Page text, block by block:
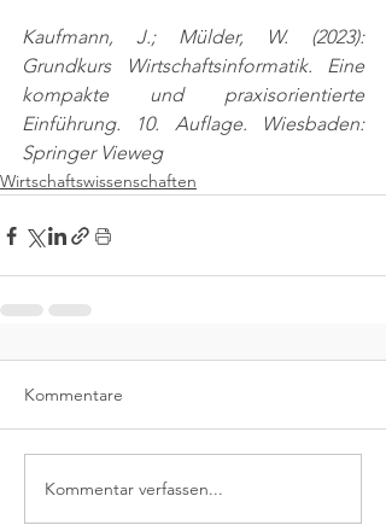
Kaufmann, J.; Mülder, W. (2023):
Grundkurs Wirtschaftsinformatik. Eine
kompakte und praxisorientierte
Einführung. 10. Auflage. Wiesbaden:
Springer Vieweg
Wirtschaftswissenschaften
Kommentare
Kommentar verfassen...